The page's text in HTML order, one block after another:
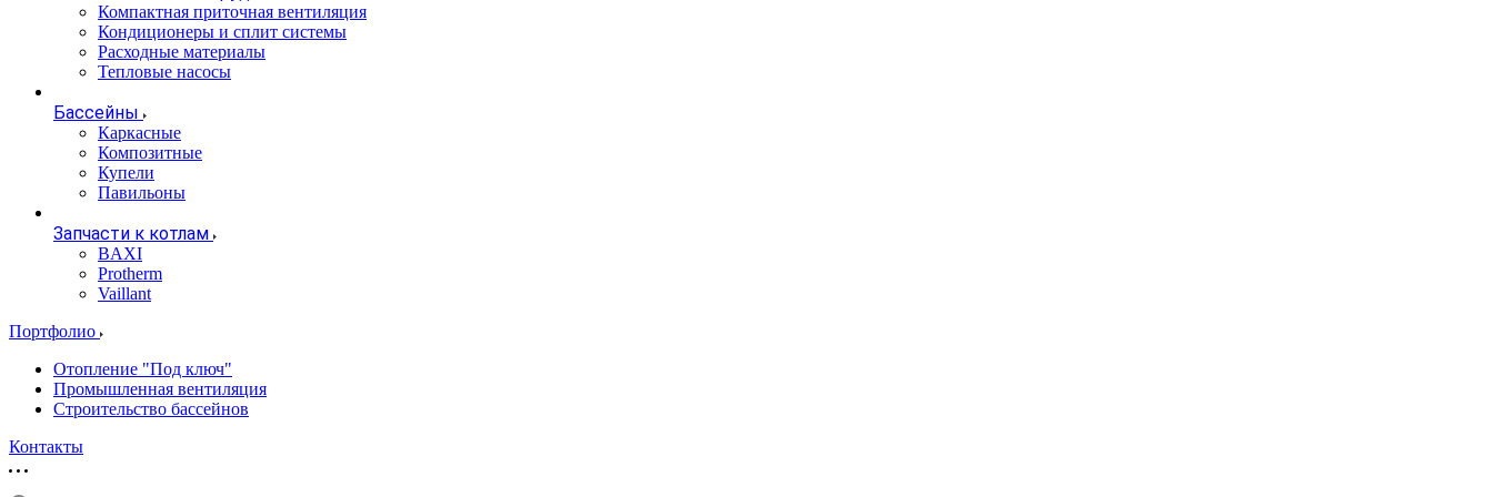
Компактная приточная вентиляция
Кондиционеры и сплит системы
Расходные материалы
Тепловые насосы
Бассейны
Каркасные
Композитные
Купели
Павильоны
Запчасти к котлам
BAXI
Protherm
Vaillant
Портфолио
Отопление "Под ключ"
Промышленная вентиляция
Строительство бассейнов
Контакты